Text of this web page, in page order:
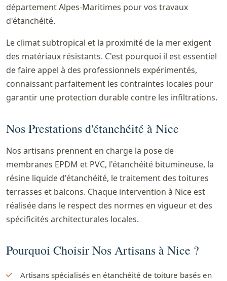
département Alpes-Maritimes pour vos travaux
d'étanchéité.
Le climat subtropical et la proximité de la mer exigent
des matériaux résistants. C'est pourquoi il est essentiel
de faire appel à des professionnels expérimentés,
connaissant parfaitement les contraintes locales pour
garantir une protection durable contre les infiltrations.
Nos Prestations d'étanchéité à Nice
Nos artisans prennent en charge la pose de
membranes EPDM et PVC, l'étanchéité bitumineuse, la
résine liquide d'étanchéité, le traitement des toitures
terrasses et balcons. Chaque intervention à Nice est
réalisée dans le respect des normes en vigueur et des
spécificités architecturales locales.
Pourquoi Choisir Nos Artisans à Nice ?
Artisans spécialisés en étanchéité de toiture basés en